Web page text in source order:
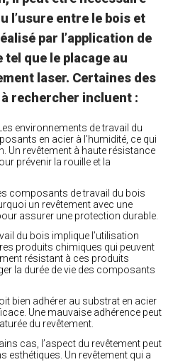
l’usure entre le bois et
par l’application de
que le placage au
laser. Certaines des
rechercher incluent :
environnements de travail du
en acier à l’humidité, ce qui
Un revêtement à haute résistance
prévenir la rouille et la
composants de travail du bois
un revêtement avec une
assurer une protection durable.
du bois implique l’utilisation
produits chimiques qui peuvent
résistant à ces produits
la durée de vie des composants
bien adhérer au substrat en acier
Une mauvaise adhérence peut
du revêtement.
cas, l’aspect du revêtement peut
esthétiques. Un revêtement qui a